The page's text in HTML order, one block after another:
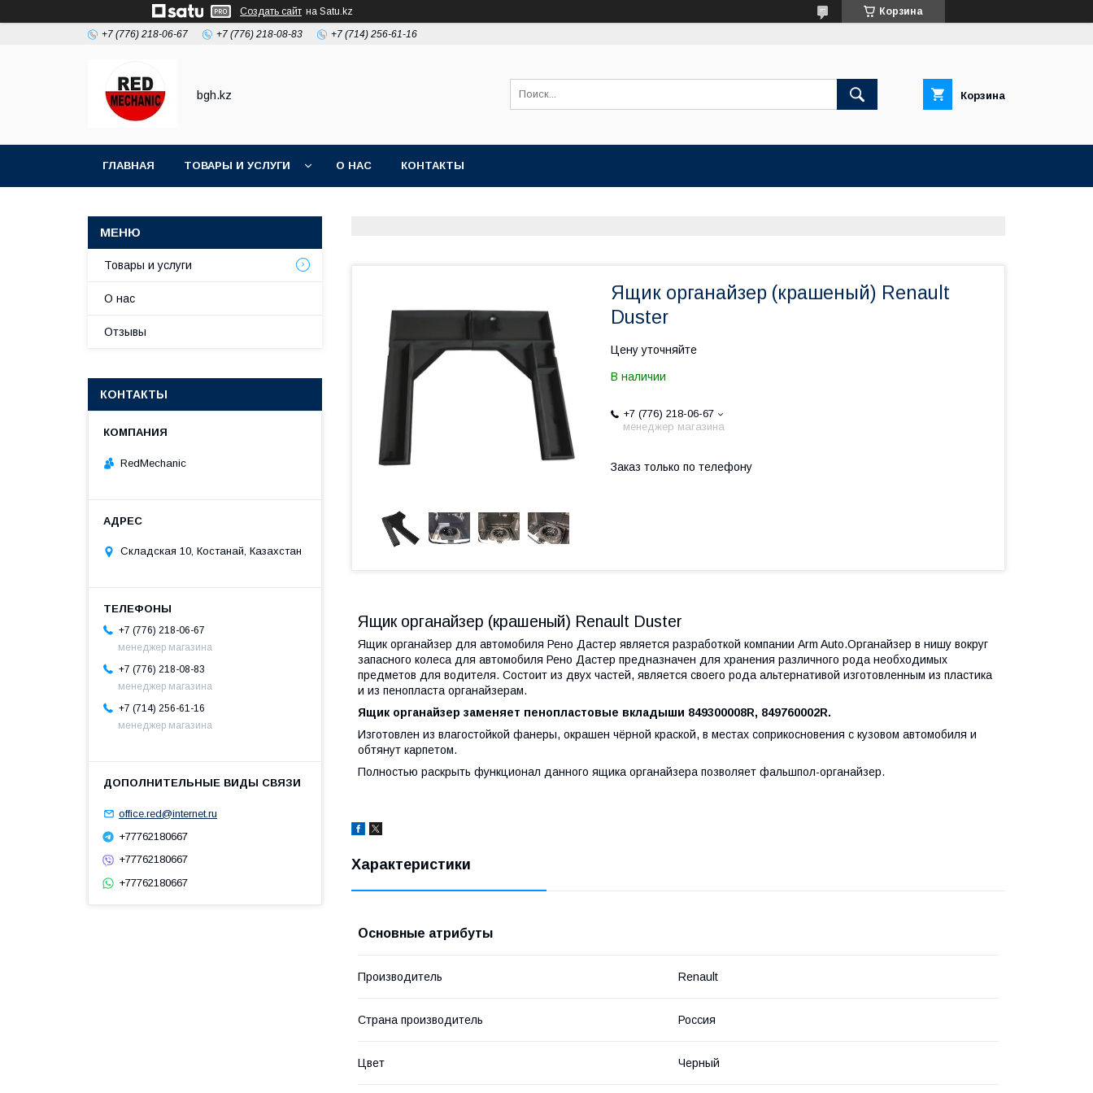
Создать сайт на Satu.kz Корзина
+7 (776) 218-06-67 +7 (776) 218-08-83 +7 (714) 256-61-16
bgh.kz Корзина
ГЛАВНАЯ ТОВАРЫ И УСЛУГИ О НАС КОНТАКТЫ
Ящик органайзер (крашеный) Renault
Duster
Цену уточняйте
В наличии
+7 (776) 218-06-67
менеджер магазина
Заказ только по телефону
Ящик органайзер (крашеный) Renault Duster
Ящик органайзер для автомобиля Рено Дастер является разработкой компании Arm Auto.Органайзер в нишу вокруг
запасного колеса для автомобиля Рено Дастер предназначен для хранения различного рода необходимых
предметов для водителя. Состоит из двух частей, является своего рода альтернативой изготовленным из пластика
и из пенопласта органайзерам.
Ящик органайзер заменяет пенопластовые вкладыши 849300008R, 849760002R.
Изготовлен из влагостойкой фанеры, окрашен чёрной краской, в местах соприкосновения с кузовом автомобиля и
обтянут карпетом.
Полностью раскрыть функционал данного ящика органайзера позволяет фальшпол-органайзер.
Характеристики
Основные атрибуты
Производитель Renault
Страна производитель Россия
Цвет Черный
Товары и услуги
О нас
Отзывы
КОНТАКТЫ
RedMechanic
Складская 10, Костанай, Казахстан
+7 (776) 218-06-67
менеджер магазина
+7 (776) 218-08-83
менеджер магазина
+7 (714) 256-61-16
менеджер магазина
office.red@internet.ru
+77762180667
+77762180667
+77762180667